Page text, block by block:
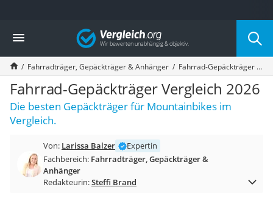
Die beliebtesten Vergleiche nach Kategorie
Freizeit & Sport
Gartentrampolin
Trampolin
Metalldetektor
Eufab-Fahrradträger
Trampolin 366 cm
Fahrradschloss
Futterboot
Air Bike
E-Bike-Dreirad
Vergleich
Fahrradträger, Gepäckträger & Anhänger Fahrrad-Gepäckträger Vergleich 2026
Fahrrad-Gepäckträger Vergleich 2026
Die besten Gepäckträger für Mountainbikes im
Vergleich.
Von: Larissa Balzer
Expertin
Fachbereich: Fahrradträger, Gepäckträger &
Anhänger
Redakteurin:Steffi Brand